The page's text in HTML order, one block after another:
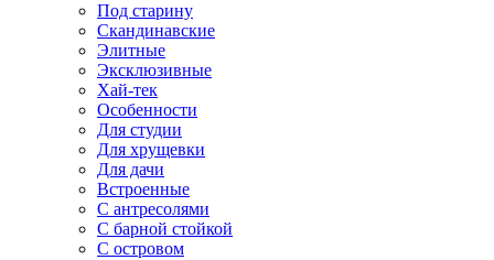
Под старину
Скандинавские
Элитные
Эксклюзивные
Хай-тек
Особенности
Для студии
Для хрущевки
Для дачи
Встроенные
С антресолями
С барной стойкой
С островом